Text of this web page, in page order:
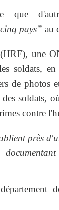
que
pays” au
une
soldats,
de photos
des soldats,
contre
près